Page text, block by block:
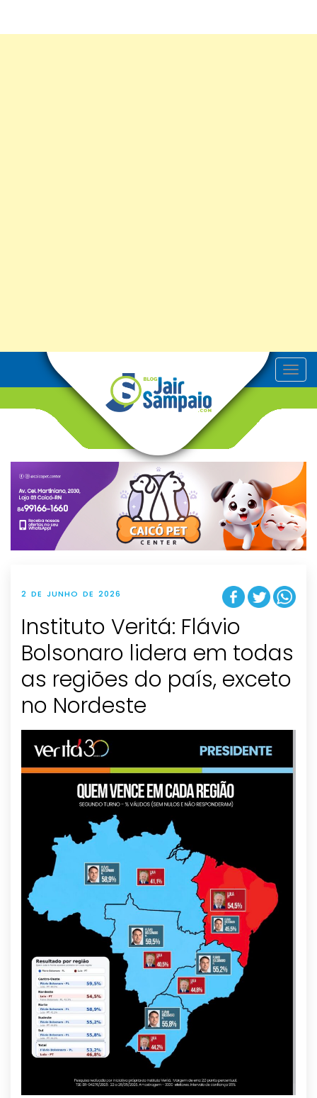
T
o
v
g
t
i
o
n
2 DE JUNHO DE 2026
Instituto Veritá: Flávio
Bolsonaro lidera em todas
as regiões do país, exceto
no Nordeste